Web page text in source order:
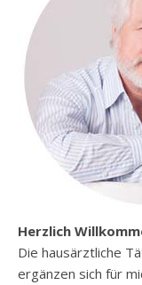
Herzlich
Die hausärztliche
ergänzen sich für